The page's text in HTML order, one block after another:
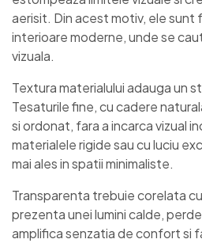
aerisit. Din acest motiv, ele
interioare moderne, unde se
vizuala.
Textura materialului adauga un
Tesaturile fine, cu cadere
si ordonat, fara a incarca vizual
materialele rigide sau cu luciu
mai ales in spatii minimaliste.
Transparenta trebuie corelata
prezenta unei lumini calde,
amplifica senzatia de confort si